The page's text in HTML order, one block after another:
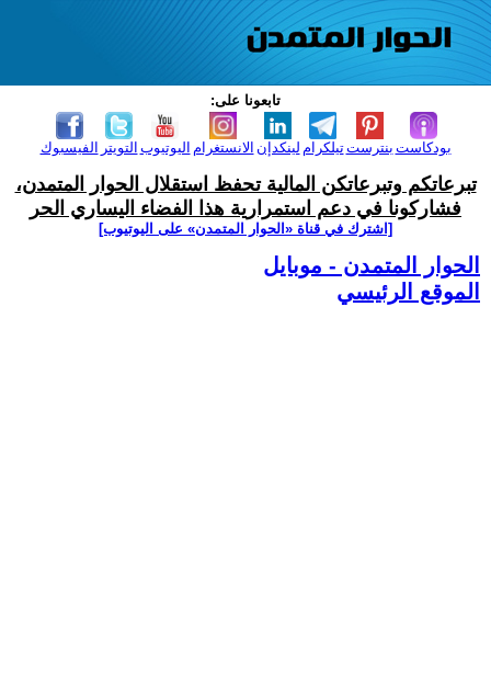
تابعونا على:
الفيسبوك التويتر اليوتيوب الانستغرام لينكدإن تيلكرامبنترست بودكاست
تبرعاتكم وتبرعاتكن المالية تحفظ استقلال الحوار المتمدن،
فشاركونا في دعم استمرارية هذا الفضاء اليساري الحر
[اشترك في قناة ‫«الحوار المتمدن» على اليوتيوب]
الحوار المتمدن - موبايل
الموقع الرئيسي